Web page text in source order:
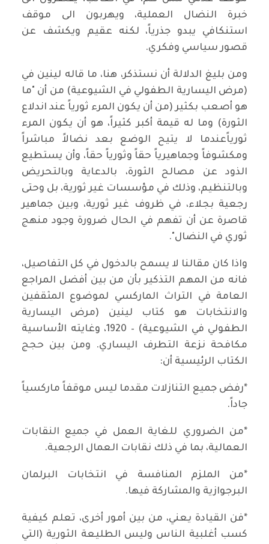
خبرة النضال العملية، ويهربون الى موقف
استنكافي يبدو جذرياً، لكنه عقيم ويكشف عن
قصور سياسي وفكري.
ومن بليغ الدلالة أن نستذكر، هنا، ما قاله لينين في
(مرض اليسارية الطفولي في الشيوعية) من أن "ما
هو أصعب بكثير (من أن يكون المرء ثورياً عند اندلاع
الثورة) وما له قيمة أكبر كثيراً، هو أن يكون المرء
ثورياًعندما لا يتيح الوضع بعد نضالاً مباشراً
ومكشوفاً وجماهيرياً حقاً وثورياً حقاً، وأن يستطيع
الذود عن مصالح الثورة، بالدعاية وبالتحريض
وبالتنظيم، وذلك في مؤسسات غير ثورية، بل وحتى
رجعية بجلاء، في ظروف غير ثورية، وبين جماهير
قاصرة عن أن تفهم في الحال ضرورة وجود منهج
ثوري في النضال".
واذا كان مقالنا لا يسمح بالدخول في كل التفاصيل،
فانه من المهم التذكير بأن من بين أفضل المراجع
العامة في التراث الماركسي لموضوع المثقفين
والانتخابات هو كتاب لينين (مرض اليسارية
الطفولي في الشيوعية) – 1920، وغايته الأساسية
مكافحة نزعة التطرف اليساري. ومن بين حجج
الكتاب الرئيسية أن:
*رفض جميع التنازلات مقدما ليس موقفاً ماركسياً
جاداً.
*من الضروري للغاية العمل في جميع النقابات
العمالية، بما في ذلك نقابات العمال الرجعية.
*من الملزم المنافسة في انتخابات البرلمان
البرجوازية والمشاركة فيها.
*فن القيادة يعني، من بين أمور أخرى، تعلم كيفية
كسب أغلبية الناس وليس الطليعة الثورية (التي